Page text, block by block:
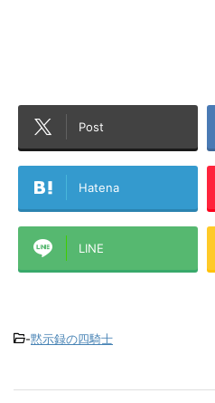
Post
Hatena
LINE
-黙示録の四騎士